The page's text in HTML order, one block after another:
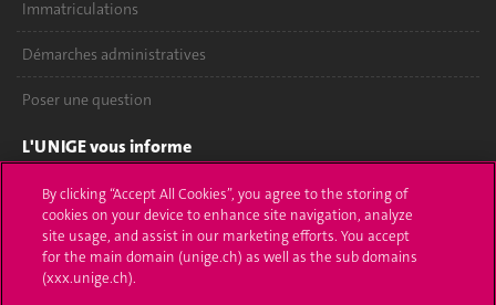
Immatriculations
Démarches administratives
Poser une question
L'UNIGE vous informe
UNIGE Mobile
Médias
Offres d'emploi
By clicking “Accept All Cookies”, you agree to the storing of
cookies on your device to enhance site navigation, analyze
site usage, and assist in our marketing efforts. You accept
for the main domain (unige.ch) as well as the sub domains
(xxx.unige.ch).